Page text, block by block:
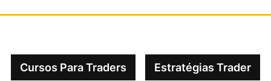
Cursos Para Traders Estratégias Trader